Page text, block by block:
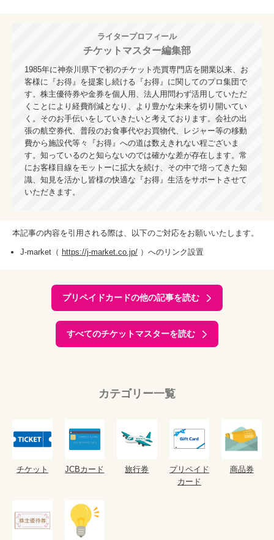
ライタープロフィール
チケットマスター編集部
1985年に神奈川県下で初のチケット売買専門店を開業以来、お
客様に『お得』を提案し続ける『お得』に関してのプロ集団で
す。株主優待券や金券を個人用、法人用問わず活用していただ
くことにより経費削減となり、より豊かな未来を切り開いてい
く。そのお手伝いをしていきたいと考えております。会社の出
張の航空券代、普段のお食事代やお買物代、レジャー等の移動
費から施設代等々『お得』への道は数えきれない程ございま
す。知っているのと知らないのでは確かな差が存在します。常
にお客様目線をモットーに拡大を続け、その中で培ってきた知
識、知見を活かし皆様の快適な『お得』生活をサポートさせて
いただきます。
本記事の内容を引用される際は、以下のご対応をお願いいたします。
J-market（ https://j-market.co.jp/ ）へのリンク設置
プリペイドカードの他の記事を読む
すべてのチケットマスターを読む
カテゴリー一覧
チケット JCBカード 旅行券
プリペイド
カード
商品券